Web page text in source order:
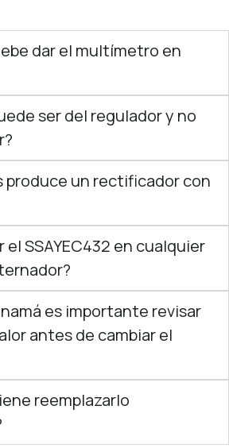
dar el multímetro en
ser del regulador y no
produce un rectificador con
el SSAYEC432 en cualquier
es importante revisar
antes de cambiar el
reemplazarlo